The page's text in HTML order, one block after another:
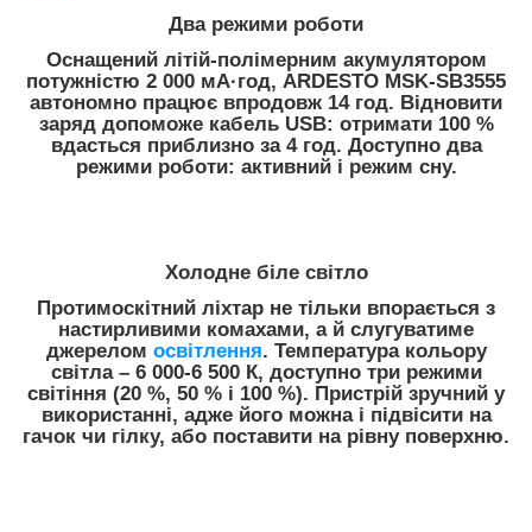
Два режими роботи
Оснащений літій-полімерним акумулятором
потужністю 2 000 мА·год, ARDESTO MSK-SB3555
автономно працює впродовж 14 год. Відновити
заряд допоможе кабель USB: отримати 100 %
вдасться приблизно за 4 год. Доступно два
режими роботи: активний і режим сну.
Холодне біле світло
Протимоскітний ліхтар не тільки впорається з
настирливими комахами, а й слугуватиме
джерелом освітлення. Температура кольору
світла – 6 000-6 500 К, доступно три режими
світіння (20 %, 50 % і 100 %). Пристрій зручний у
використанні, адже його можна і підвісити на
гачок чи гілку, або поставити на рівну поверхню.